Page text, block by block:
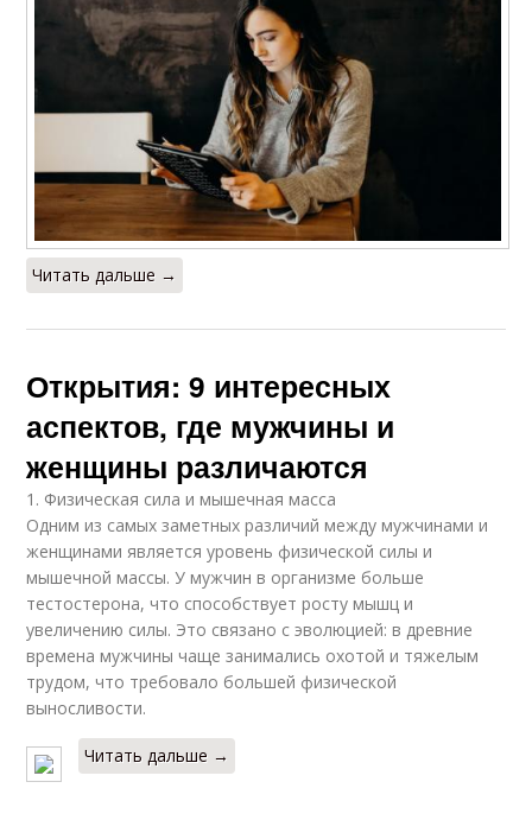
Читать дальше →
Открытия: 9 интересных
аспектов, где мужчины и
женщины различаются
1. Физическая сила и мышечная масса
Одним из самых заметных различий между мужчинами и
женщинами является уровень физической силы и
мышечной массы. У мужчин в организме больше
тестостерона, что способствует росту мышц и
увеличению силы. Это связано с эволюцией: в древние
времена мужчины чаще занимались охотой и тяжелым
трудом, что требовало большей физической
выносливости.
Читать дальше →